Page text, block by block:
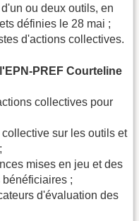
ou deux outils, en
définies le 28 mai ;
d'actions collectives.
PREF Courteline
collectives pour
sur les outils et
mises en jeu et des
;
d'évaluation des